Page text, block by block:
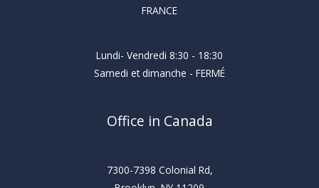
FRANCE
Lundi- Vendredi 8:30 - 18:30
Samedi et dimanche - FERMÉ
Office in Canada
7300-7398 Colonial Rd,